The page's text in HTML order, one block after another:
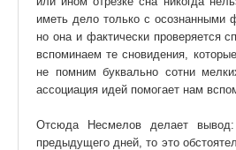
иметь дело только с осознанными
но она и фактически проверяется
вспоминаем те сновидения,
не помним буквально сотни
ассоциация идей помогает нам
Отсюда Несмелов делает
предыдущего дней, то это